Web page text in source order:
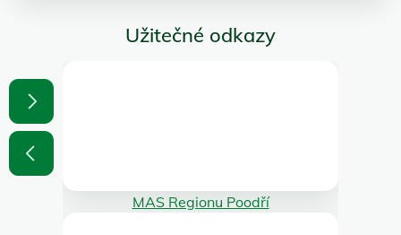
Užitečné odkazy
MAS Regionu Poodří